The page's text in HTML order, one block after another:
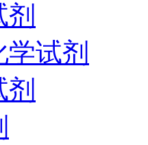
试剂